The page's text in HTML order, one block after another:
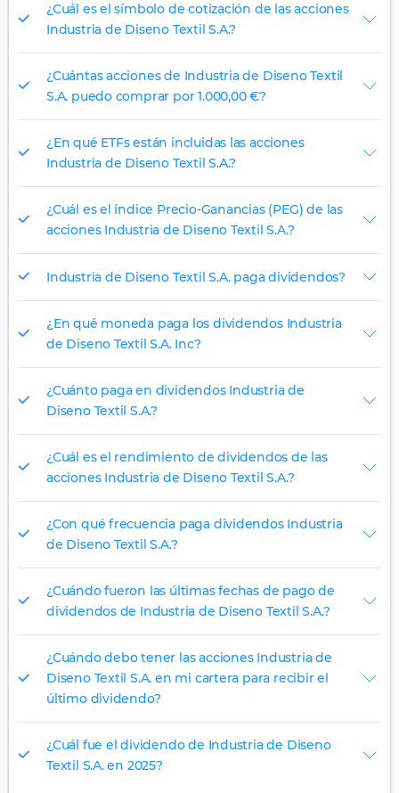
¿Cuál es el símbolo de cotización de las acciones
Industria de Diseno Textil S.A.?
¿Cuántas acciones de Industria de Diseno Textil
S.A. puedo comprar por 1.000,00 €?
¿En qué ETFs están incluidas las acciones
Industria de Diseno Textil S.A.?
¿Cuál es el índice Precio-Ganancias (PEG) de las
acciones Industria de Diseno Textil S.A.?
Industria de Diseno Textil S.A. paga dividendos?
¿En qué moneda paga los dividendos Industria
de Diseno Textil S.A. Inc?
¿Cuánto paga en dividendos Industria de
Diseno Textil S.A.?
¿Cuál es el rendimiento de dividendos de las
acciones Industria de Diseno Textil S.A.?
¿Con qué frecuencia paga dividendos Industria
de Diseno Textil S.A.?
¿Cuándo fueron las últimas fechas de pago de
dividendos de Industria de Diseno Textil S.A.?
¿Cuándo debo tener las acciones Industria de
Diseno Textil S.A. en mi cartera para recibir el
último dividendo?
¿Cuál fue el dividendo de Industria de Diseno
Textil S.A. en 2025?